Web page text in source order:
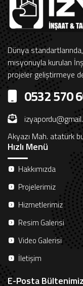
Dünya
misyonuyla kurulan
projeler geliştirmeye
0532 570
Akyazı Mah. atatürk
Hızlı Menü
Hakkımızda
Projelerimiz
Hizmetlerimiz
Resim Galerisi
Video Galerisi
İletişim
E-Posta